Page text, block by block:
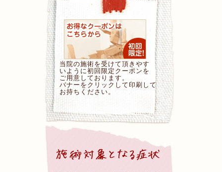
当院の施術を受けて頂きやす
いように初回限定クーポンを
ご用意しております。
バナーをクリックして印刷して
お持ちください。